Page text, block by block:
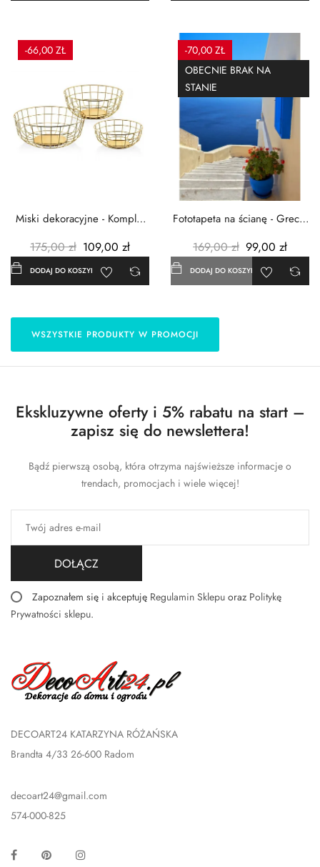
-66,00 ZŁ
Miski dekoracyjne - Komplet
175,00 zł 109,00 zł
DODAJ DO KOSZYKA
-70,00 ZŁ
OBECNIE BRAK NA
STANIE
Fototapeta na ścianę - Grecja
169,00 zł 99,00 zł
DODAJ DO KOSZYKA
WSZYSTKIE PRODUKTY W PROMOCJI
Ekskluzywne oferty i 5% rabatu na start –
zapisz się do newslettera!
Bądź pierwszą osobą, która otrzyma najświeższe informacje o
trendach, promocjach i wiele więcej!
DOŁĄCZ
Zapoznałem się i akceptuję Regulamin Sklepu oraz Politykę
Prywatności sklepu.
DECOART24 KATARZYNA RÓŻAŃSKA
Brandta 4/33 26-600 Radom
decoart24@gmail.com
574-000-825
Facebook Pinterest